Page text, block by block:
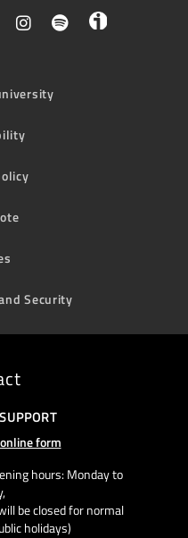
Security
form
hours: Monday to
be closed for normal
holidays)